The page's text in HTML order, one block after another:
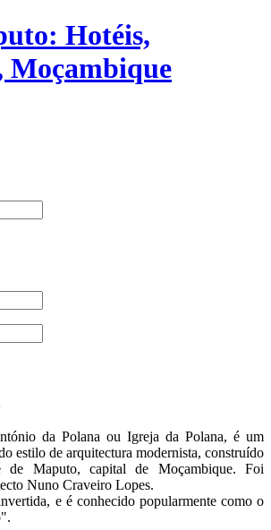
Hotéis,
Moçambique
da Polana ou Igreja da Polana, é um
estilo de arquitectura modernista, construído
de Maputo, capital de Moçambique. Foi
Nuno Craveiro Lopes.
e é conhecido popularmente como o